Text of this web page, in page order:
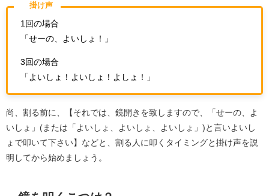
掛け声
1回の場合
「せーの、よいしょ！」
3回の場合
「よいしょ！よいしょ！よしょ！」
尚、割る前に、【それでは、鏡開きを致しますので、「せーの、よ
いしょ」(または「よいしょ、よいしょ、よいしょ」)と言いよいし
ょで叩いて下さい】などと、割る人に叩くタイミングと掛け声を説
明してから始めましょう。